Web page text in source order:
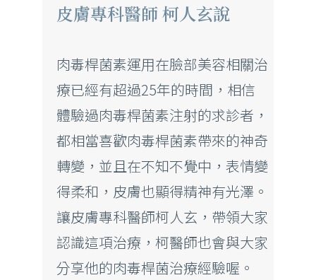
皮膚專科醫師 柯人玄說
肉毒桿菌素運用在臉部美容相關治
療已經有超過25年的時間，相信
體驗過肉毒桿菌素注射的求診者，
都相當喜歡肉毒桿菌素帶來的神奇
轉變，並且在不知不覺中，表情變
得柔和，皮膚也顯得精神有光澤。
讓皮膚專科醫師柯人玄，帶領大家
認識這項治療，柯醫師也會與大家
分享他的肉毒桿菌治療經驗喔。